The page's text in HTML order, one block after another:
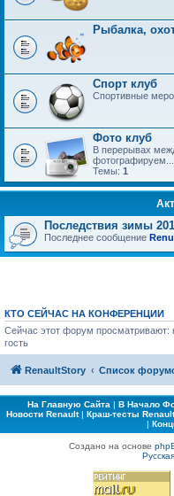
Рыбалка,
Спорт клуб
Спортивные
Фото клуб
В перерывах
фотографируем...
Темы: 1
Последствия зимы
Последнее сообщение
КТО СЕЙЧАС НА КОНФЕРЕНЦИИ
Сейчас этот форум просматривают:
гость
RenaultStory Список
На Главную Сайта | В Начало
Новости Renault| Краш-тесты Renault
|
Создано на основе